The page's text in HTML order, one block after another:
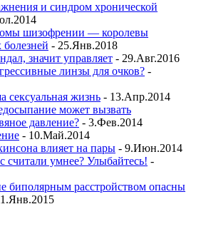
и синдром хронической
шизофрении — королевы
болезней - 25.Янв.2018
значит управляет - 29.Авг.2016
линзы для очков? -
сексуальная жизнь - 13.Апр.2014
может вызвать
давление? - 3.Фев.2014
- 10.Май.2014
влияет на пары - 9.Июн.2014
считали умнее? Улыбайтесь! -
биполярным расстройством опасны